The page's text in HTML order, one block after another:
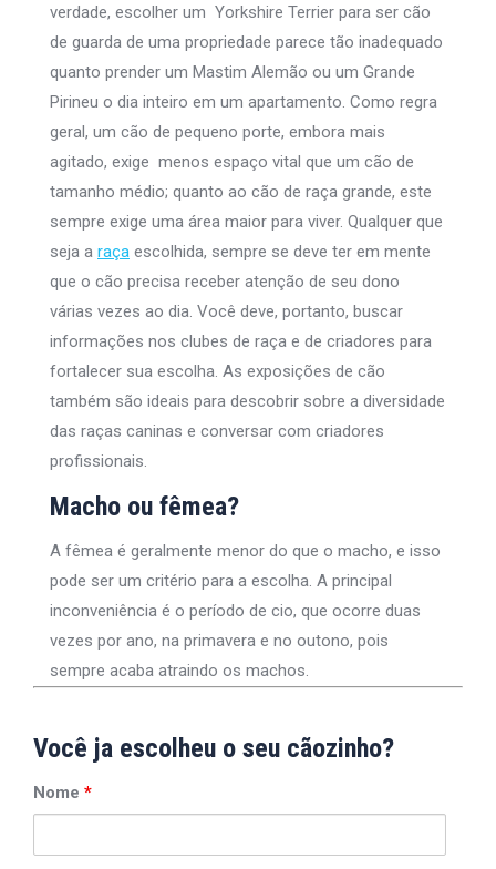
verdade, escolher um Yorkshire Terrier para ser cão
de guarda de uma propriedade parece tão inadequado
quanto prender um Mastim Alemão ou um Grande
Pirineu o dia inteiro em um apartamento. Como regra
geral, um cão de pequeno porte, embora mais
agitado, exige menos espaço vital que um cão de
tamanho médio; quanto ao cão de raça grande, este
sempre exige uma área maior para viver. Qualquer que
seja a raça escolhida, sempre se deve ter em mente
que o cão precisa receber atenção de seu dono
várias vezes ao dia. Você deve, portanto, buscar
informações nos clubes de raça e de criadores para
fortalecer sua escolha. As exposições de cão
também são ideais para descobrir sobre a diversidade
das raças caninas e conversar com criadores
profissionais.
Macho ou fêmea?
A fêmea é geralmente menor do que o macho, e isso
pode ser um critério para a escolha. A principal
inconveniência é o período de cio, que ocorre duas
vezes por ano, na primavera e no outono, pois
sempre acaba atraindo os machos.
Você ja escolheu o seu cãozinho?
Nome *